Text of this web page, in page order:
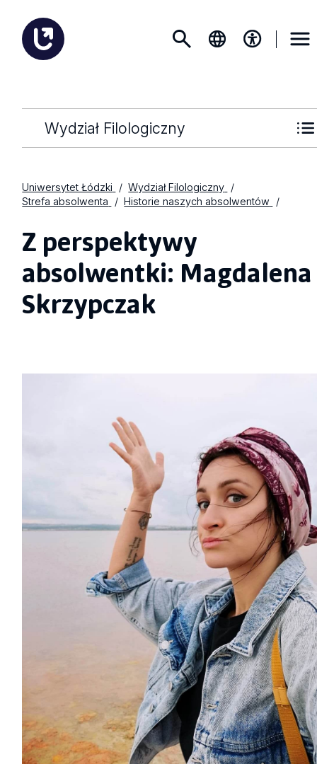
Wydział Filologiczny
Uniwersytet Łódzki
Wydział Filologiczny
Strefa absolwenta
Historie naszych absolwentów
Z perspektywy
absolwentki: Magdalena
Skrzypczak